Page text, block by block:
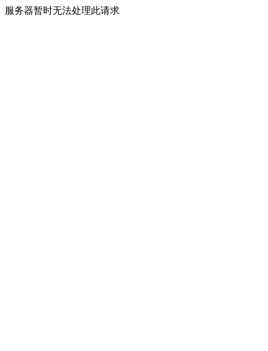
服务器暂时无法处理此请求